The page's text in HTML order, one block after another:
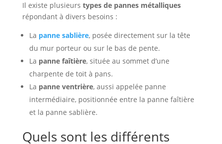
Il existe plusieurs types de pannes métalliques
répondant à divers besoins :
La panne sablière, posée directement sur la tête
du mur porteur ou sur le bas de pente.
La panne faîtière, située au sommet d’une
charpente de toit à pans.
La panne ventrière, aussi appelée panne
intermédiaire, positionnée entre la panne faîtière
et la panne sablière.
Quels sont les différents